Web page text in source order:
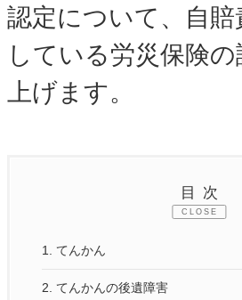
認定について、自
している労災保険
上げます。
目次
CLOSE
1. てんかん
2. てんかんの後遺障害